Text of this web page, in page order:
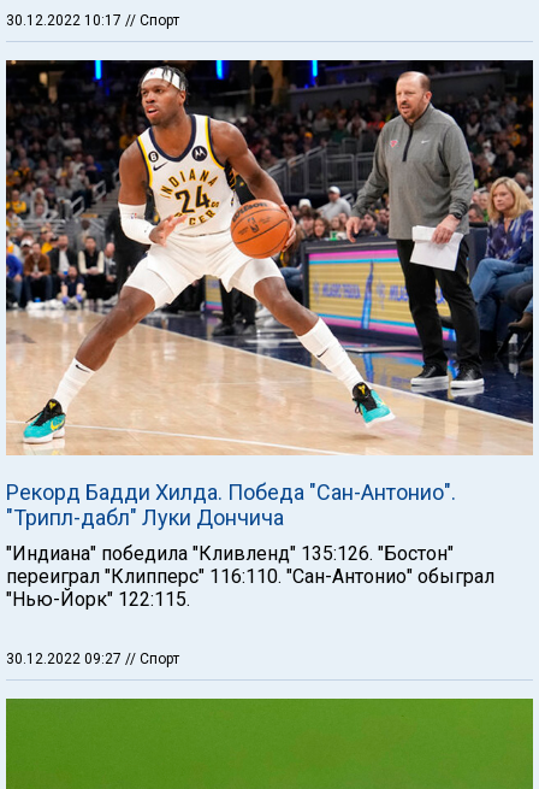
30.12.2022 10:17 // Спорт
Рекорд Бадди Хилда. Победа "Сан-Антонио".
"Трипл-дабл" Луки Дончича
"Индиана" победила "Кливленд" 135:126. "Бостон"
переиграл "Клипперс" 116:110. "Сан-Антонио" обыграл
"Нью-Йорк" 122:115.
30.12.2022 09:27 // Спорт